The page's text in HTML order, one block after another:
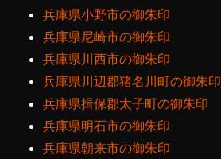
兵庫県小野市の御朱印
兵庫県尼崎市の御朱印
兵庫県川西市の御朱印
兵庫県川辺郡猪名川町の御朱印
兵庫県揖保郡太子町の御朱印
兵庫県明石市の御朱印
兵庫県朝来市の御朱印